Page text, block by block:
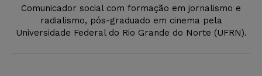
Comunicador social com formação em jornalismo e
radialismo, pós-graduado em cinema pela
Universidade Federal do Rio Grande do Norte (UFRN).